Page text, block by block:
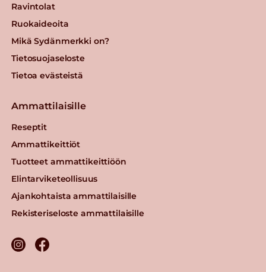
Ravintolat
Ruokaideoita
Mikä Sydänmerkki on?
Tietosuojaseloste
Tietoa evästeistä
Ammattilaisille
Reseptit
Ammattikeittiöt
Tuotteet ammattikeittiöön
Elintarviketeollisuus
Ajankohtaista ammattilaisille
Rekisteriseloste ammattilaisille